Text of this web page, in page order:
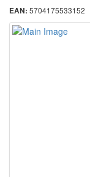
EAN: 5704175533152